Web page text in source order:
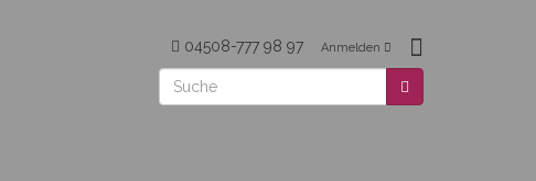
04508-777 98 97 Anmelden